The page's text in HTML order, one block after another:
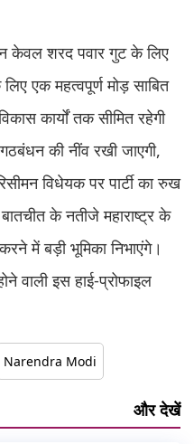
केवल शरद पवार गुट के लिए
लिए एक महत्वपूर्ण मोड़ साबित
कार्यों तक सीमित रहेगी
की नींव रखी जाएगी,
विधेयक पर पार्टी का रुख
के नतीजे महाराष्ट्र के
में बड़ी भूमिका निभाएंगे।
वाली इस हाई-प्रोफाइल
Narendra Modi
और देखें